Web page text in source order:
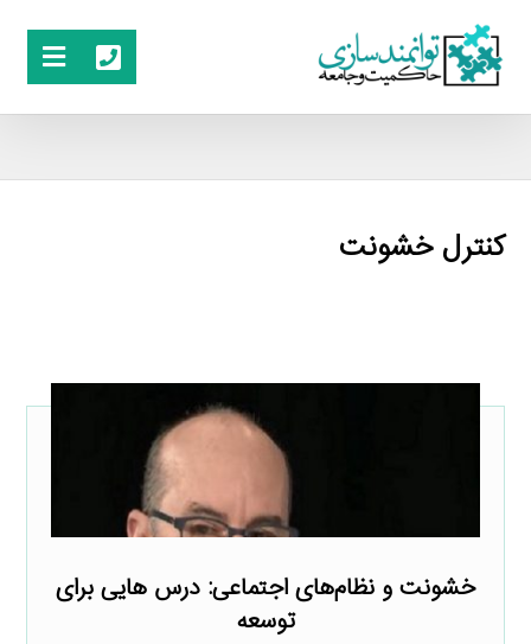
کنترل خشونت
خشونت و نظام‌های اجتماعی: درس هایی برای
توسعه